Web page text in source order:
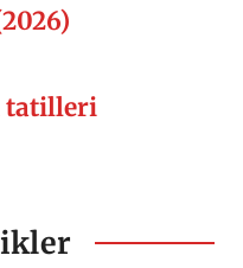
tatilleri